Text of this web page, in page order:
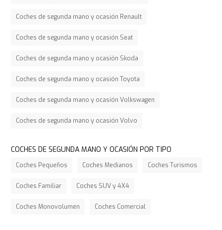
Coches de segunda mano y ocasión Renault
Coches de segunda mano y ocasión Seat
Coches de segunda mano y ocasión Skoda
Coches de segunda mano y ocasión Toyota
Coches de segunda mano y ocasión Volkswagen
Coches de segunda mano y ocasión Volvo
COCHES DE SEGUNDA MANO Y OCASIÓN POR TIPO
Coches Pequeños Coches Medianos Coches Turismos
Coches Familiar Coches SUV y 4X4
Coches Monovolumen Coches Comercial